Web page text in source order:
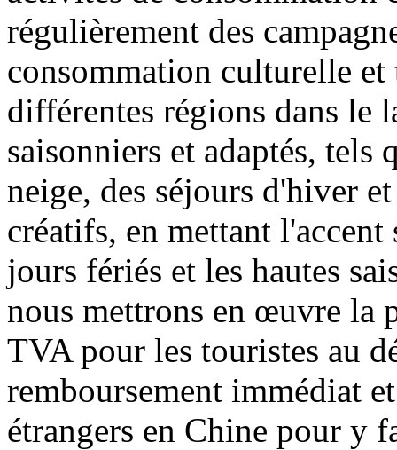
régulièrement des
consommation culturelle
différentes régions dans le
saisonniers et adaptés, tels
neige, des séjours d'hiver
créatifs, en mettant
jours fériés et les hautes
nous mettrons en œuvre la
TVA pour les touristes au
remboursement immédiat
étrangers en Chine pour y